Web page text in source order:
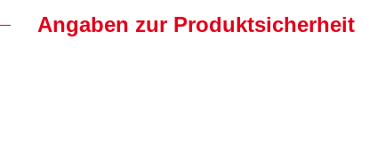
Angaben zur Produktsicherheit